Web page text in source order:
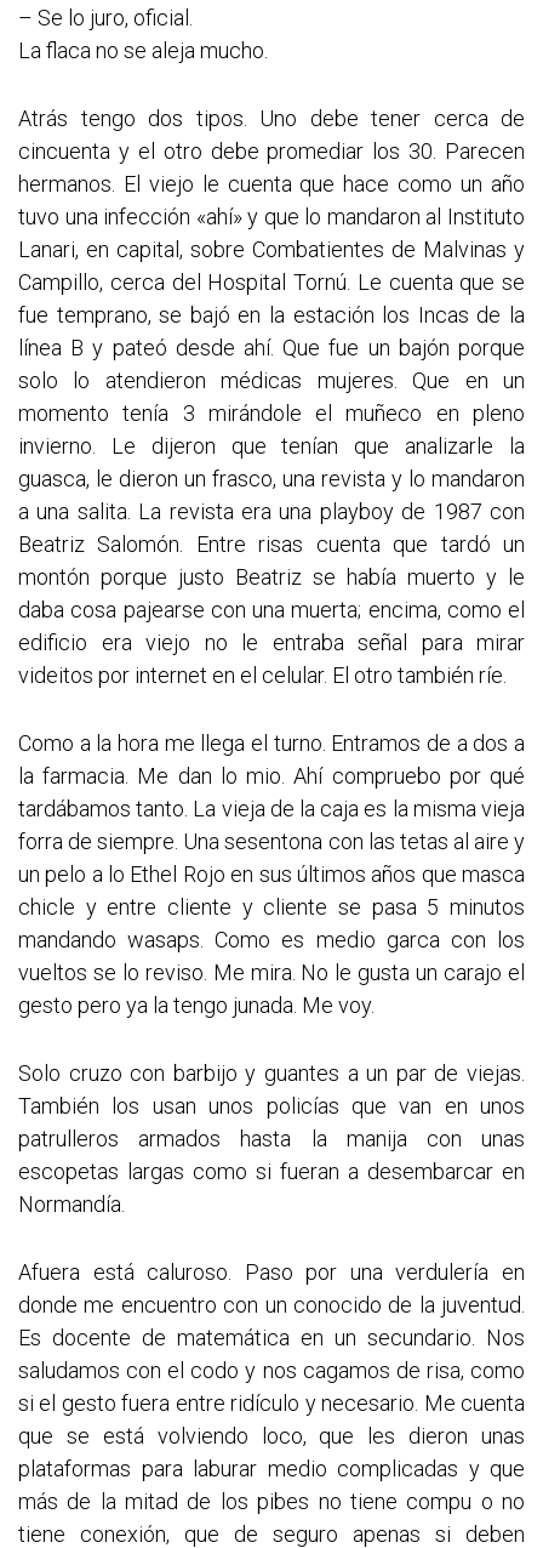
– Se lo juro, oficial.
La flaca no se aleja mucho.
Atrás tengo dos tipos. Uno debe tener cerca de
cincuenta y el otro debe promediar los 30. Parecen
hermanos. El viejo le cuenta que hace como un año
tuvo una infección «ahí» y que lo mandaron al Instituto
Lanari, en capital, sobre Combatientes de Malvinas y
Campillo, cerca del Hospital Tornú. Le cuenta que se
fue temprano, se bajó en la estación los Incas de la
línea B y pateó desde ahí. Que fue un bajón porque
solo lo atendieron médicas mujeres. Que en un
momento tenía 3 mirándole el muñeco en pleno
invierno. Le dijeron que tenían que analizarle la
guasca, le dieron un frasco, una revista y lo mandaron
a una salita. La revista era una playboy de 1987 con
Beatriz Salomón. Entre risas cuenta que tardó un
montón porque justo Beatriz se había muerto y le
daba cosa pajearse con una muerta; encima, como el
edificio era viejo no le entraba señal para mirar
videitos por internet en el celular. El otro también ríe.
Como a la hora me llega el turno. Entramos de a dos a
la farmacia. Me dan lo mio. Ahí compruebo por qué
tardábamos tanto. La vieja de la caja es la misma vieja
forra de siempre. Una sesentona con las tetas al aire y
un pelo a lo Ethel Rojo en sus últimos años que masca
chicle y entre cliente y cliente se pasa 5 minutos
mandando wasaps. Como es medio garca con los
vueltos se lo reviso. Me mira. No le gusta un carajo el
gesto pero ya la tengo junada. Me voy.
Solo cruzo con barbijo y guantes a un par de viejas.
También los usan unos policías que van en unos
patrulleros armados hasta la manija con unas
escopetas largas como si fueran a desembarcar en
Normandía.
Afuera está caluroso. Paso por una verdulería en
donde me encuentro con un conocido de la juventud.
Es docente de matemática en un secundario. Nos
saludamos con el codo y nos cagamos de risa, como
si el gesto fuera entre ridículo y necesario. Me cuenta
que se está volviendo loco, que les dieron unas
plataformas para laburar medio complicadas y que
más de la mitad de los pibes no tiene compu o no
tiene conexión, que de seguro apenas si deben